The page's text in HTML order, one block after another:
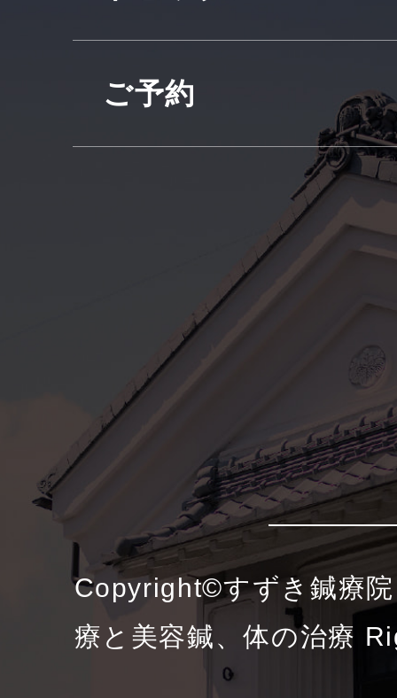
ご予約
Copyright©すずき鍼療
療と美容鍼、体の治療